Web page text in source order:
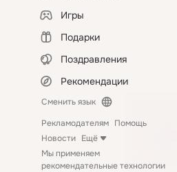
Игры
Подарки
Поздравления
Рекомендации
Сменить язык
Рекламодателям Помощь
Новости Ещё
Мы применяем
рекомендательные технологии